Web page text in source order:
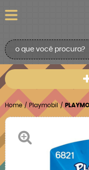
Home Playmobil